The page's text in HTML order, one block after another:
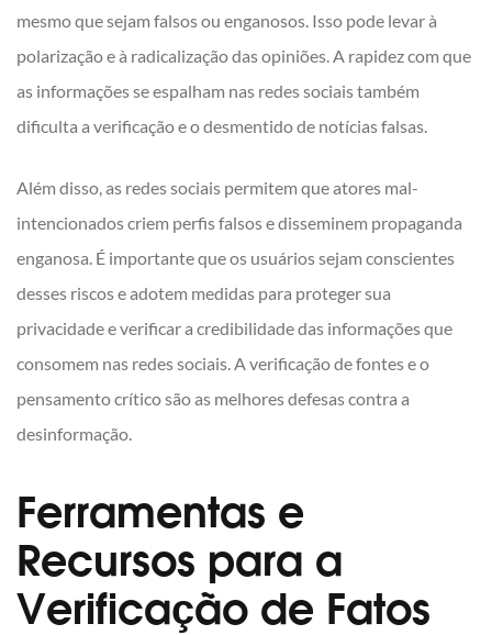
mesmo que sejam falsos ou enganosos. Isso pode levar à
polarização e à radicalização das opiniões. A rapidez com que
as informações se espalham nas redes sociais também
dificulta a verificação e o desmentido de notícias falsas.
Além disso, as redes sociais permitem que atores mal-
intencionados criem perfis falsos e disseminem propaganda
enganosa. É importante que os usuários sejam conscientes
desses riscos e adotem medidas para proteger sua
privacidade e verificar a credibilidade das informações que
consomem nas redes sociais. A verificação de fontes e o
pensamento crítico são as melhores defesas contra a
desinformação.
Ferramentas e
Recursos para a
Verificação de Fatos